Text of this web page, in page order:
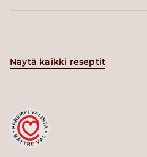
Näytä kaikki reseptit